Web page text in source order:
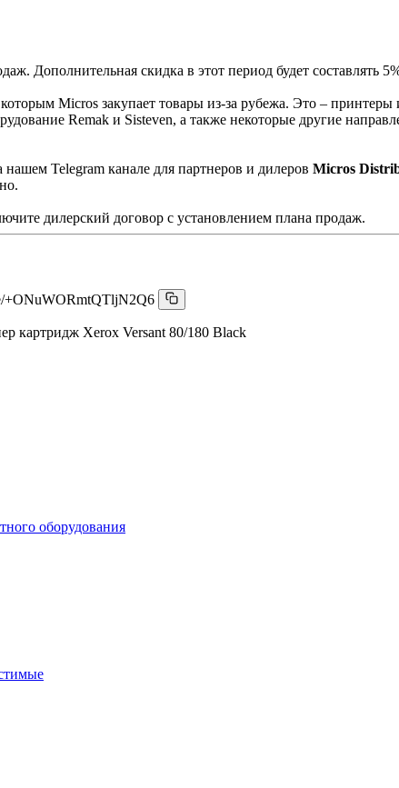
Дополнительная скидка в этот период будет составлять
Micros закупает товары из-за рубежа. Это –
Remak и Sisteven, а также некоторые другие
нашем Telegram канале для партнеров и дилеров Micros
дилерский договор с установлением плана продаж.
+ONuWORmtQTljN2Q6
картридж Xerox Versant 80/180 Black
оборудования